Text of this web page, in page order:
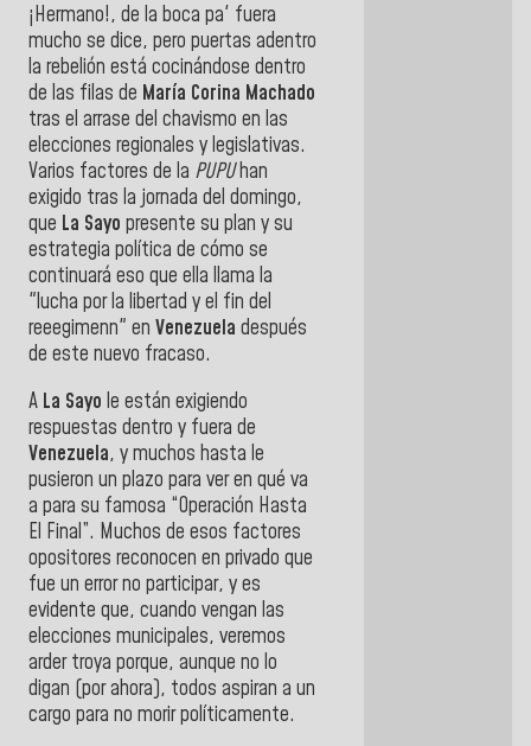
¡Hermano!, de la boca pa' fuera
mucho se dice, pero puertas adentro
la rebelión está cocinándose dentro
de las filas de María Corina Machado
tras el arrase del chavismo en las
elecciones regionales y legislativas.
Varios factores de la PUPUhan
exigido tras la jornada del domingo,
que La Sayo presente su plan y su
estrategia política de cómo se
continuará eso que ella llama la
"lucha por la libertad y el fin del
reeegimenn" en Venezuela después
de este nuevo fracaso.
A La Sayo le están exigiendo
respuestas dentro y fuera de
Venezuela, y muchos hasta le
pusieron un plazo para ver en qué va
a para su famosa “Operación Hasta
El Final”. Muchos de esos factores
opositores reconocen en privado que
fue un error no participar, y es
evidente que, cuando vengan las
elecciones municipales, veremos
arder troya porque, aunque no lo
digan (por ahora), todos aspiran a un
cargo para no morir políticamente.